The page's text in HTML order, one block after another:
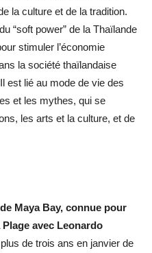
la culture et de la tradition.
“soft power” de la Thaïlande
stimuler l’économie
la société thaïlandaise
est lié au mode de vie des
et les mythes, qui se
les arts et la culture, et de
Maya Bay, connue pour
avec Leonardo
de trois ans en janvier de